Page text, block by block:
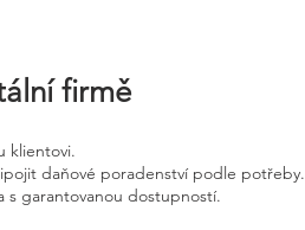
firmě
klientovi.
daňové poradenství podle potřeby.
s garantovanou dostupností.